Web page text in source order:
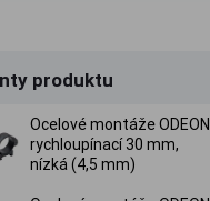
produktu
Ocelové montáže ODEON
rychloupínací 30 mm,
nízká (4,5 mm)